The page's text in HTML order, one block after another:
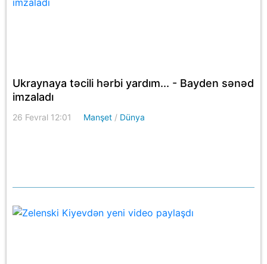
Ukraynaya təcili hərbi yardım... - Bayden sənəd
imzaladı
26 Fevral 12:01 Manşet / Dünya